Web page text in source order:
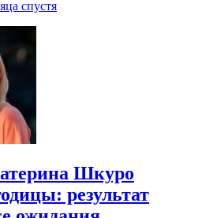
спустя
Шкуро
результат